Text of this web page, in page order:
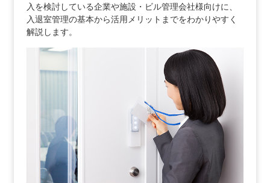
入を検討している企業や施設・ビル管理会社様向けに、
入退室管理の基本から活用メリットまでをわかりやすく
解説します。